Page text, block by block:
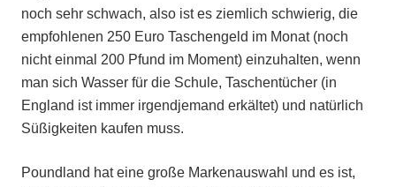
noch sehr schwach, also ist es ziemlich schwierig, die
empfohlenen 250 Euro Taschengeld im Monat (noch
nicht einmal 200 Pfund im Moment) einzuhalten, wenn
man sich Wasser für die Schule, Taschentücher (in
England ist immer irgendjemand erkältet) und natürlich
Süßigkeiten kaufen muss.
Poundland hat eine große Markenauswahl und es ist,